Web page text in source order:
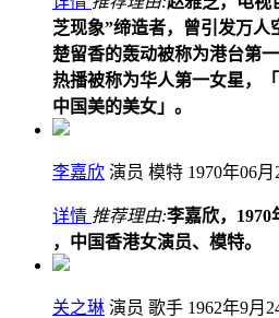
芝现象”缔造者，曾引发万人
楚留香的轰动被称为港台第
热播被称为华人第一女星，
中国美的美女」。
李嘉欣 演员 模特 1970年06月
详情 推荐理由:李嘉欣，1970
，中国香港女演员、模特。
关之琳 演员 歌手 1962年9月